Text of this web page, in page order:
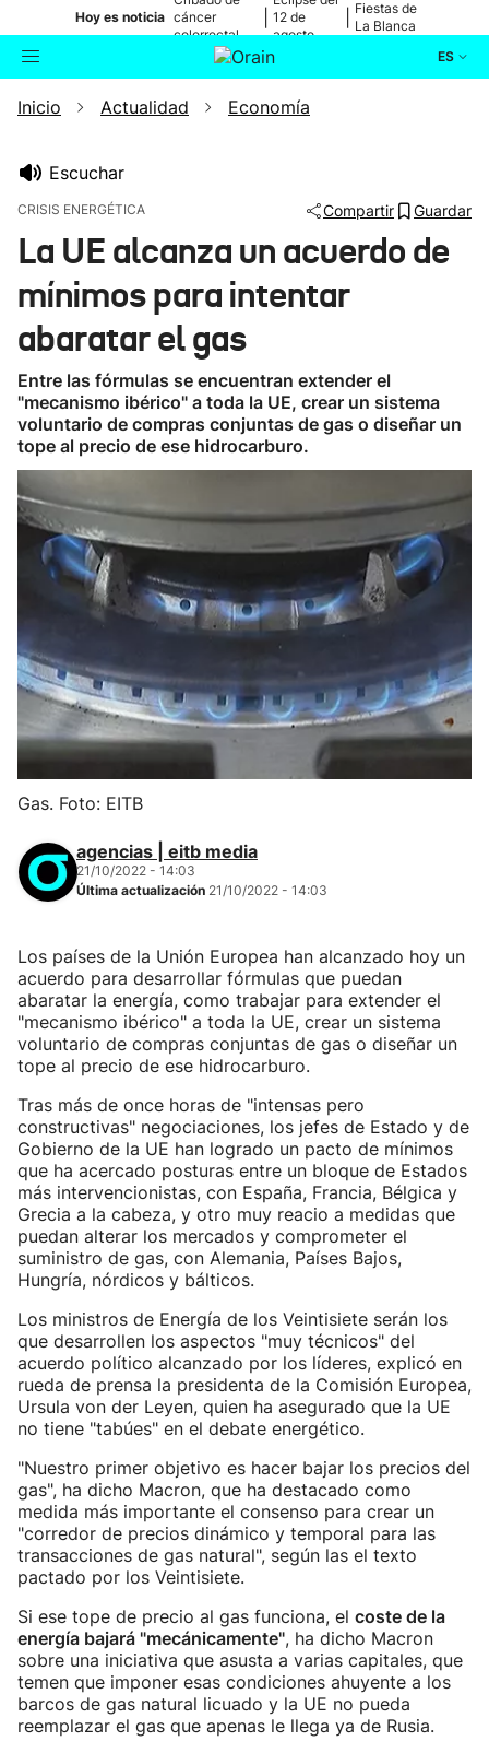
Hoy es noticia cáncer
colorrectal
12 de
agosto
Fiestas de
La Blanca
ES
Buscador Actualidad
Ikusmiran
Eguraldia
Inicio Actualidad Economía
Escuchar
CRISIS ENERGÉTICA Compartir Guardar
La UE alcanza un acuerdo de
mínimos para intentar
abaratar el gas
Entre las fórmulas se encuentran extender el
"mecanismo ibérico" a toda la UE, crear un sistema
voluntario de compras conjuntas de gas o diseñar un
tope al precio de ese hidrocarburo.
Gas. Foto: EITB
agencias | eitb media
21/10/2022 - 14:03
Última actualización 21/10/2022 - 14:03
Los países de la Unión Europea han alcanzado hoy un
acuerdo para desarrollar fórmulas que puedan
abaratar la energía, como trabajar para extender el
"mecanismo ibérico" a toda la UE, crear un sistema
voluntario de compras conjuntas de gas o diseñar un
tope al precio de ese hidrocarburo.
Tras más de once horas de "intensas pero
constructivas" negociaciones, los jefes de Estado y de
Gobierno de la UE han logrado un pacto de mínimos
que ha acercado posturas entre un bloque de Estados
más intervencionistas, con España, Francia, Bélgica y
Grecia a la cabeza, y otro muy reacio a medidas que
puedan alterar los mercados y comprometer el
suministro de gas, con Alemania, Países Bajos,
Hungría, nórdicos y bálticos.
Los ministros de Energía de los Veintisiete serán los
que desarrollen los aspectos "muy técnicos" del
acuerdo político alcanzado por los líderes, explicó en
rueda de prensa la presidenta de la Comisión Europea,
Ursula von der Leyen, quien ha asegurado que la UE
no tiene "tabúes" en el debate energético.
"Nuestro primer objetivo es hacer bajar los precios del
gas", ha dicho Macron, que ha destacado como
medida más importante el consenso para crear un
"corredor de precios dinámico y temporal para las
transacciones de gas natural", según las el texto
pactado por los Veintisiete.
Si ese tope de precio al gas funciona, el coste de la
energía bajará "mecánicamente", ha dicho Macron
sobre una iniciativa que asusta a varias capitales, que
temen que imponer esas condiciones ahuyente a los
barcos de gas natural licuado y la UE no pueda
reemplazar el gas que apenas le llega ya de Rusia.